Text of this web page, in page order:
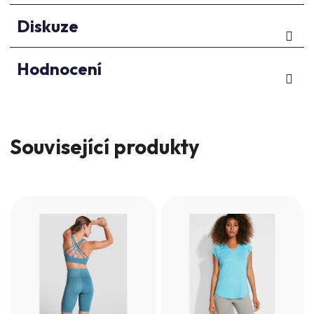
Diskuze
Hodnocení
Související produkty